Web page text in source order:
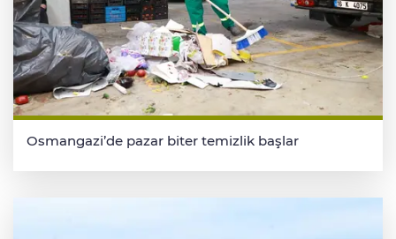
Osmangazi’de pazar biter temizlik başlar